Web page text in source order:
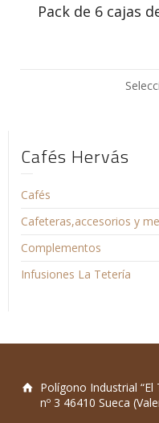
Pack de 6 cajas
Cafés Hervás
Cafés
Cafeteras,accesorios y
Complementos
Infusiones La Tetería
Polígono Industrial “El
nº 3 46410 Sueca